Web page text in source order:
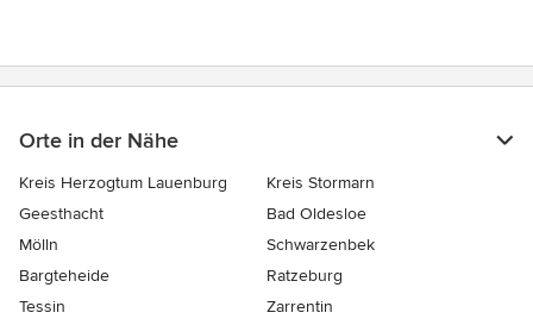
Orte in der Nähe
Kreis Herzogtum Lauenburg
Kreis Stormarn
Geesthacht
Bad Oldesloe
Mölln
Schwarzenbek
Bargteheide
Ratzeburg
Tessin
Zarrentin